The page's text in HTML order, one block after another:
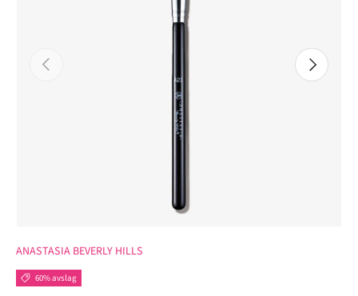
FORRIGE NESTE
ANASTASIA BEVERLY HILLS
60% avslag